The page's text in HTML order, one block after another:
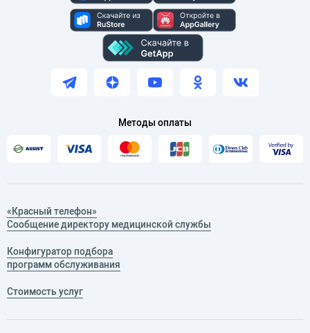
Методы оплаты
«Красный телефон»
Сообщение директору медицинской службы
Конфигуратор подбора
программ обслуживания
Стоимость услуг